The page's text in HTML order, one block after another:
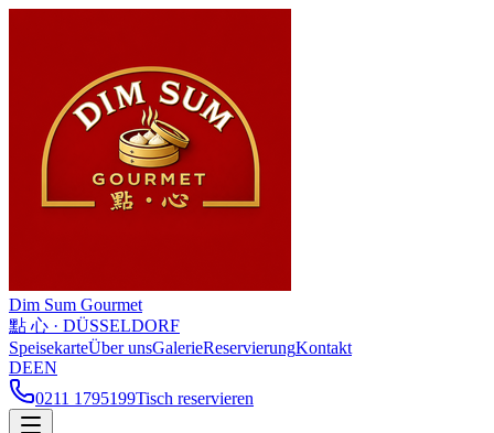
Dim Sum Gourmet
點 心 · DÜSSELDORF
SpeisekarteÜber unsGalerieReservierungKontakt
DEEN
0211 1795199Tisch reservieren